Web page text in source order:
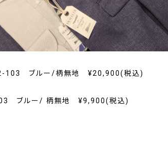
103 ブルー/柄無地 ¥20,900(税込)
ブルー/ 柄無地 ¥9,900(税込)